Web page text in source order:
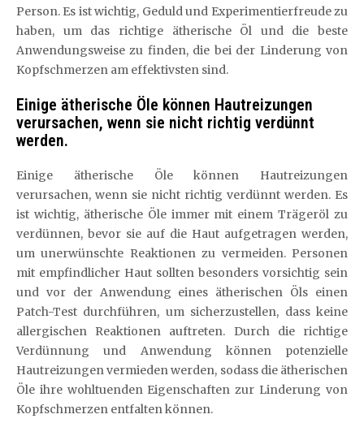
Person. Es ist wichtig, Geduld und Experimentierfreude zu
haben, um das richtige ätherische Öl und die beste
Anwendungsweise zu finden, die bei der Linderung von
Kopfschmerzen am effektivsten sind.
Einige ätherische Öle können Hautreizungen
verursachen, wenn sie nicht richtig verdünnt
werden.
Einige ätherische Öle können Hautreizungen
verursachen, wenn sie nicht richtig verdünnt werden. Es
ist wichtig, ätherische Öle immer mit einem Trägeröl zu
verdünnen, bevor sie auf die Haut aufgetragen werden,
um unerwünschte Reaktionen zu vermeiden. Personen
mit empfindlicher Haut sollten besonders vorsichtig sein
und vor der Anwendung eines ätherischen Öls einen
Patch-Test durchführen, um sicherzustellen, dass keine
allergischen Reaktionen auftreten. Durch die richtige
Verdünnung und Anwendung können potenzielle
Hautreizungen vermieden werden, sodass die ätherischen
Öle ihre wohltuenden Eigenschaften zur Linderung von
Kopfschmerzen entfalten können.